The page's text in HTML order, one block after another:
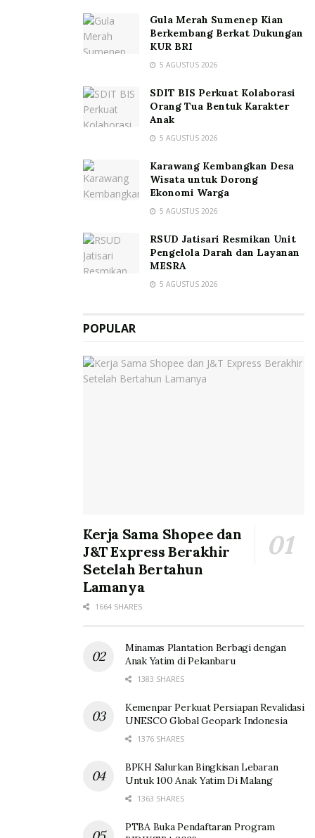
Gula Merah Sumenep Kian
Berkembang Berkat Dukungan
KUR BRI
5 AGUSTUS 2026
SDIT BIS Perkuat Kolaborasi
Orang Tua Bentuk Karakter
Anak
5 AGUSTUS 2026
Karawang Kembangkan Desa
Wisata untuk Dorong
Ekonomi Warga
5 AGUSTUS 2026
RSUD Jatisari Resmikan Unit
Pengelola Darah dan Layanan
MESRA
5 AGUSTUS 2026
POPULAR
Kerja Sama Shopee dan
J&T Express Berakhir
Setelah Bertahun
Lamanya
1664 SHARES
Minamas Plantation Berbagi dengan
Anak Yatim di Pekanbaru
1383 SHARES
Kemenpar Perkuat Persiapan Revalidasi
UNESCO Global Geopark Indonesia
1376 SHARES
BPKH Salurkan Bingkisan Lebaran
Untuk 100 Anak Yatim Di Malang
1363 SHARES
PTBA Buka Pendaftaran Program